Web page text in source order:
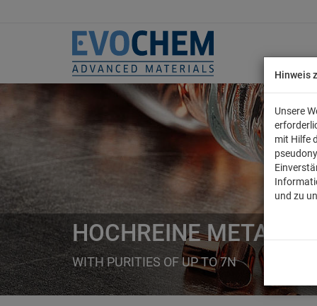
HOCHREINE METALLE
WITH PURITIES OF UP TO 7N
Hinweis
Unsere
mit Hilfe
und zu